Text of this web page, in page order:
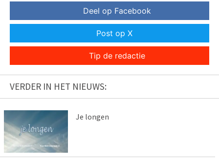
Deel op Facebook
Post op X
Tip de redactie
VERDER IN HET NIEUWS:
Je longen